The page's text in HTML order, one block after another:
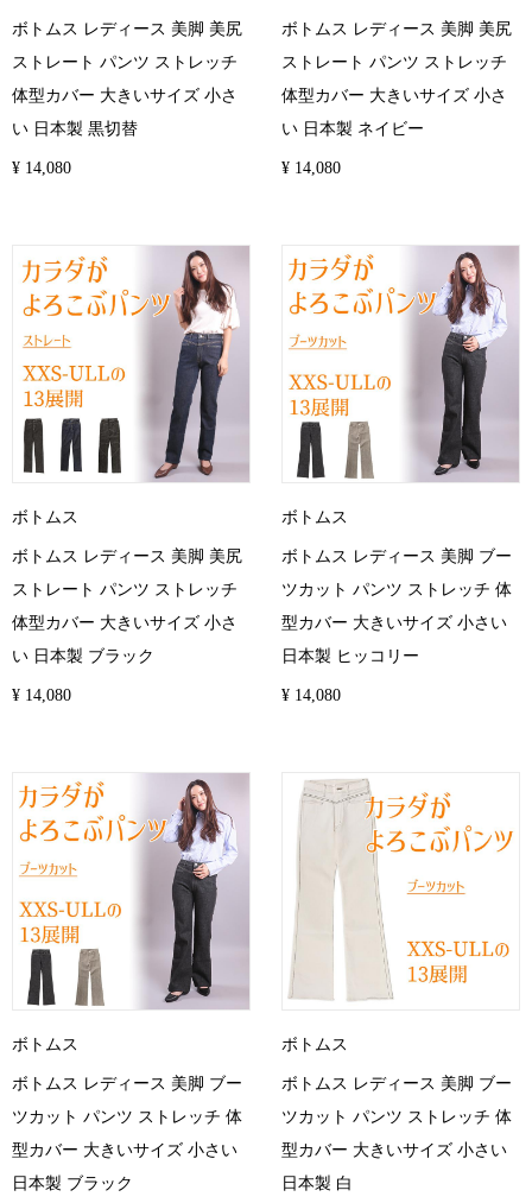
ボトムス レディース 美脚 美尻
ストレート パンツ ストレッチ
体型カバー 大きいサイズ 小さ
い 日本製 黒切替
¥ 14,080
ボトムス レディース 美脚 美尻
ストレート パンツ ストレッチ
体型カバー 大きいサイズ 小さ
い 日本製 ネイビー
¥ 14,080
ボトムス
ボトムス レディース 美脚 美尻
ストレート パンツ ストレッチ
体型カバー 大きいサイズ 小さ
い 日本製 ブラック
¥ 14,080
ボトムス
ボトムス レディース 美脚 ブー
ツカット パンツ ストレッチ 体
型カバー 大きいサイズ 小さい
日本製 ヒッコリー
¥ 14,080
ボトムス
ボトムス レディース 美脚 ブー
ツカット パンツ ストレッチ 体
型カバー 大きいサイズ 小さい
日本製 ブラック
ボトムス
ボトムス レディース 美脚 ブー
ツカット パンツ ストレッチ 体
型カバー 大きいサイズ 小さい
日本製 白